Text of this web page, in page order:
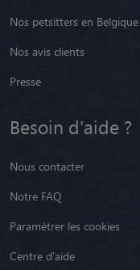
Nos petsitters en Belgique
Nos avis clients
Presse
Besoin d'aide ?
Nous contacter
Notre FAQ
Paramétrer les cookies
Centre d'aide